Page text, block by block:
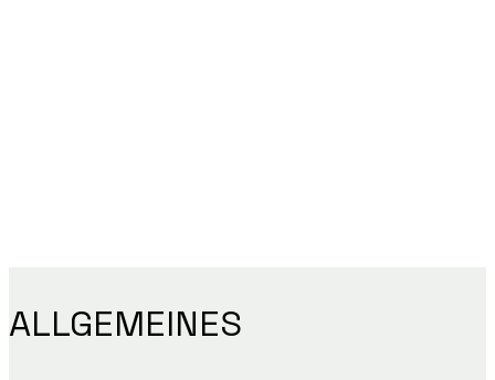
ALLGEMEINES